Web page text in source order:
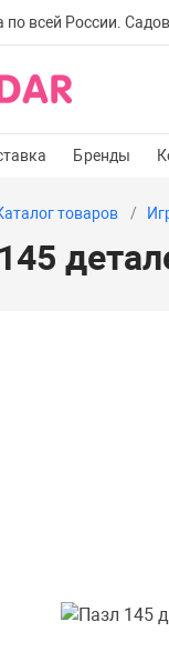
по всей России.
Бренды
товаров